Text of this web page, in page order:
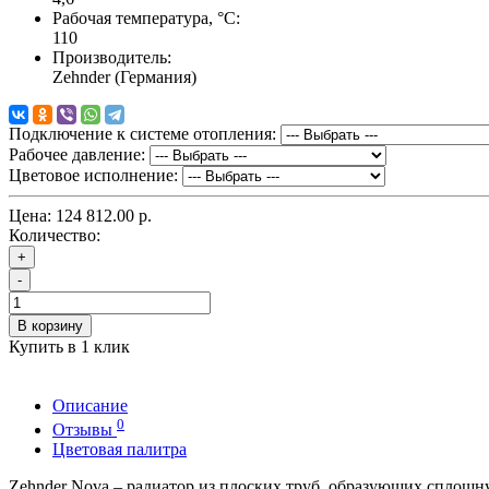
Рабочая температура, °C:
110
Производитель:
Zehnder (Германия)
Подключение к системе отопления:
Рабочее давление:
Цветовое исполнение:
Цена: 124 812.00 р.
Количество:
+
-
В корзину
Купить в 1 клик
Описание
Отзывы 0
Цветовая палитра